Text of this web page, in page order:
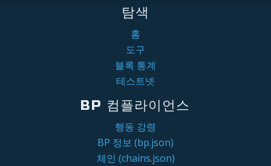
탐색
홈
도구
블록 통계
테스트넷
BP 컴플라이언스
행동 강령
BP 정보 (bp.json)
체인 (chains.json)